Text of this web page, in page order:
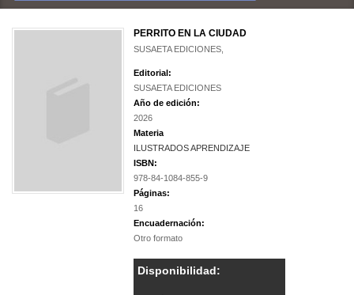
PERRITO EN LA CIUDAD
SUSAETA EDICIONES,
Editorial:
SUSAETA EDICIONES
Año de edición:
2026
Materia
ILUSTRADOS APRENDIZAJE
ISBN:
978-84-1084-855-9
Páginas:
16
Encuadernación:
Otro formato
Disponibilidad: